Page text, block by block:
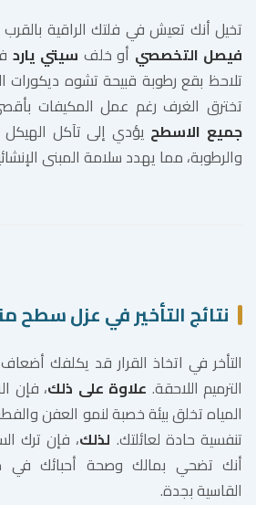
تخيل أنك تعيش في فلتك الراقية
فيصل التخصصي أو خلف سيتي يارد
تلاحظ بقع رطوبة قبيحة تشوه ديكورات
تخترق الغرف رغم عمل المكيفات
جميع الاسطح يؤدي إلى تآكل الهيكل
والرطوبة، مما يهدد سلامة المبنى
نتائج التأخير في عزل سطح
التأخر في اتخاذ القرار قد يكلفك
الترميم اللاحقة. علاوة على ذلك، فإن
المياه تخلق بيئة خصبة لنمو العفن
تنفسية حادة لعائلتك. لذلك، فإن ترك
أنك تضحي بمالك وصحة أحبائك في
القاسية بجدة.